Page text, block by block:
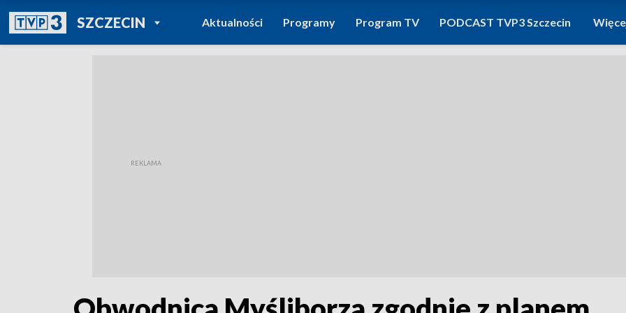
SZCZECINPOWRÓT DO
TVP REGIONY
Aktualności Programy Program TV PODCAST TVP3 Szczecin